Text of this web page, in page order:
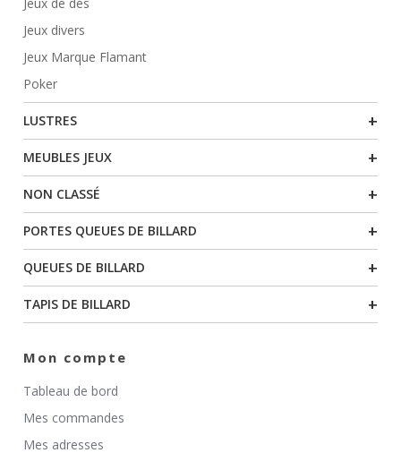
Jeux divers
Jeux Marque Flamant
Poker
LUSTRES +
MEUBLES JEUX +
NON CLASSÉ +
PORTES QUEUES DE BILLARD +
QUEUES DE BILLARD +
TAPIS DE BILLARD +
Mon compte
Tableau de bord
Mes commandes
Mes adresses